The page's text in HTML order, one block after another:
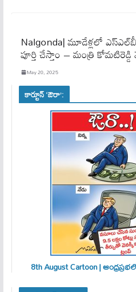
Nalgonda| మూడేళ్ల‌లో
పూర్తి చేస్తాం – మంత్రి కోమ‌టిరెడ్డి
May 20, 2025
కార్టూన్ ‘ఔరా’:
8th August Cartoon |